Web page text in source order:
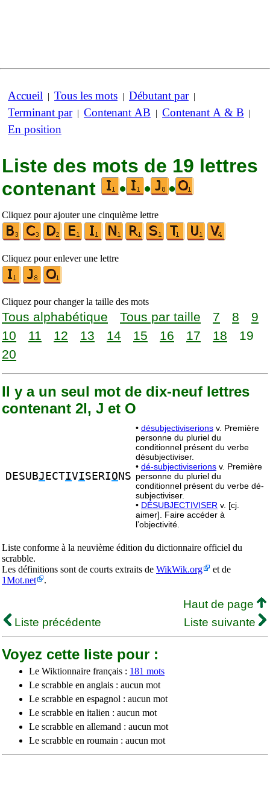
Accueil | Tous les mots | Débutant par|
Terminant par| Contenant AB | Contenant A & B |
En position
Liste des mots de 19 lettres
contenant
• • •
Cliquez pour ajouter une cinquième lettre
Cliquez pour enlever une lettre
Cliquez pour changer la taille des mots
Tous alphabétique Tous par taille 7 8
9
10
11 12 13 14 15 16 17 18
19
20
Il y a un seul mot de dix-neuf lettres
contenant 2I, J et O
DESUBJ ECTIVISERIO NS
• désubjectiviserions v. Première
personne du pluriel du
conditionnel présent du verbe
désubjectiviser.
• dé-subjectiviserions v. Première
personne du pluriel du
conditionnel présent du verbe dé-
subjectiviser.
• DÉSUBJECTIVISER v. [cj.
aimer]. Faire accéder à
l’objectivité.
Liste conforme à la neuvième édition du dictionnaire officiel du
scrabble.
Les définitions sont de courts extraits de WikWik.org
et de
1Mot.net
.
Haut de page
Liste précédente
Liste suivante
Voyez cette liste pour :
Le Wiktionnaire français : 181 mots
Le scrabble en anglais : aucun mot
Le scrabble en espagnol : aucun mot
Le scrabble en italien : aucun mot
Le scrabble en allemand : aucun mot
Le scrabble en roumain : aucun mot